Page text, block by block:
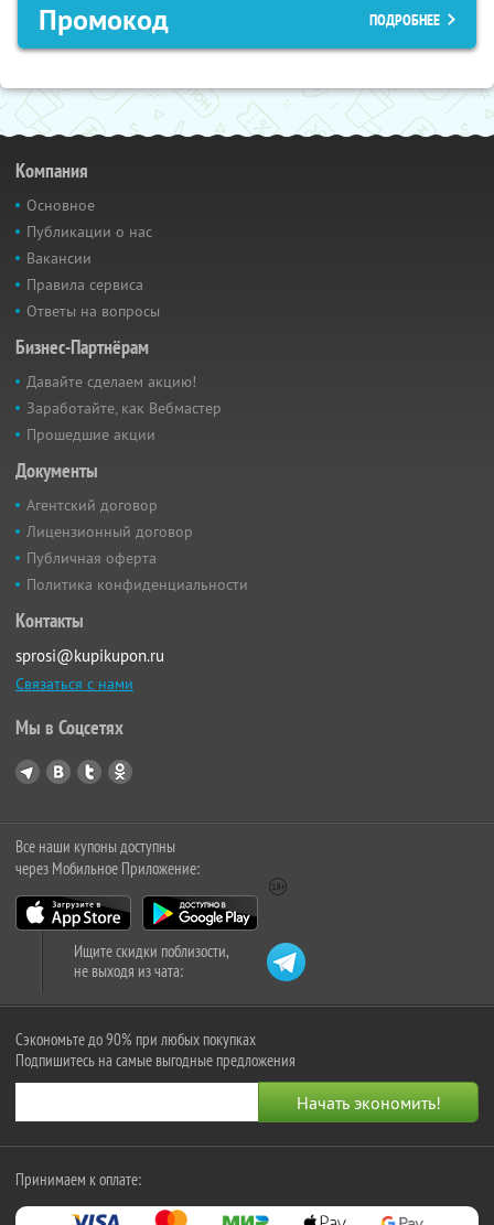
Промокод ПОДРОБНЕЕ
Компания
Основное
Публикации о нас
Вакансии
Правила сервиса
Ответы на вопросы
Бизнес-Партнёрам
Давайте сделаем акцию!
Заработайте, как Вебмастер
Прошедшие акции
Документы
Агентский договор
Лицензионный договор
Публичная оферта
Политика конфиденциальности
Контакты
sprosi@kupikupon.ru
Связаться с нами
Мы в Соцсетях
Все наши купоны доступны
через Мобильное Приложение:
Ищите скидки поблизости,
не выходя из чата:
Сэкономьте до 90% при любых покупках
Подпишитесь на самые выгодные предложения
Принимаем к оплате: